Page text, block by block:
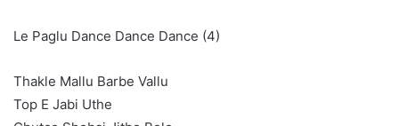
Le Paglu Dance Dance Dance (4)
Thakle Mallu Barbe Vallu
Top E Jabi Uthe